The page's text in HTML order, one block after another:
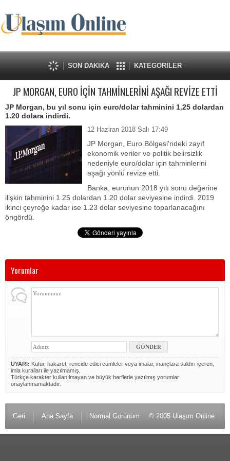
SON DAKİKA KATEGORİLER
JP MORGAN, EURO İÇİN TAHMİNLERİNİ AŞAĞI REVİZE ETTİ
JP Morgan, bu yıl sonu için euro/dolar tahminini 1.25 dolardan
1.20 dolara indirdi.
12 Haziran 2018 Salı 17:49
JP Morgan, Euro Bölgesi'ndeki zayıf
ekonomik veriler ve politik belirsizlik
nedeniyle euro/dolar için tahminlerini
aşağı yönlü revize etti.
Banka, euronun 2018 yılı sonu değerine
ilişkin tahminini 1.25 dolardan 1.20 dolar seviyesine indirdi. 2019
ikinci çeyreğe kadar ise 1.23 dolar seviyesine toparlanacağını
öngördü.
Yorumlar
UYARI: Küfür, hakaret, rencide edici cümleler veya imalar, inançlara saldırı içeren,
imla kuralları ile yazılmamış,
Türkçe karakter kullanılmayan ve büyük harflerle yazılmış yorumlar
onaylanmamaktadır.
Geri Ana Sayfa Normal Görünüm © 2005 Ulaşım Online